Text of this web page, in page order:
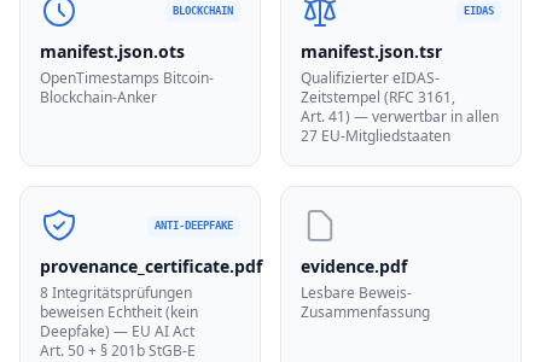
BLOCKCHAIN
manifest.json.ots
OpenTimestamps Bitcoin-
Blockchain-Anker
EIDAS
manifest.json.tsr
Qualifizierter eIDAS-
Zeitstempel (RFC 3161,
Art. 41) — verwertbar in allen
27 EU-Mitgliedstaaten
ANTI-DEEPFAKE
provenance_certificate.pdf
8 Integritätsprüfungen
beweisen Echtheit (kein
Deepfake) — EU AI Act
Art. 50 + § 201b StGB-E
evidence.pdf
Lesbare Beweis-
Zusammenfassung